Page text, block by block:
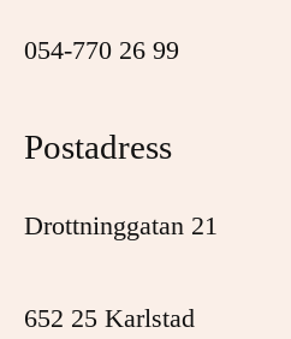
054-770 26 99
Postadress
Drottninggatan 21
652 25 Karlstad